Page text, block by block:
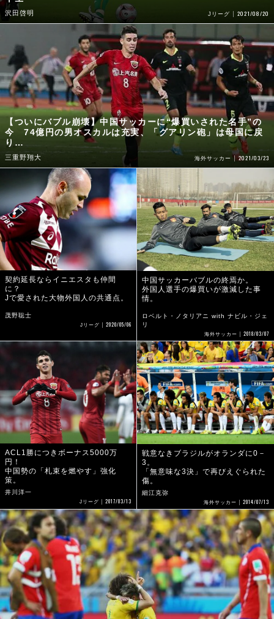
沢田啓明 Jリーグ 2021/08/20
【ついにバブル崩壊】中国サッカーに“爆買いされた名手”の
今 74億円の男オスカルは充実、「グアリン砲」は母国に戻
り…
三重野翔大 海外サッカー 2021/03/23
契約延長ならイニエスタも仲間
に？
Jで愛された大物外国人の共通点。
茂野聡士
Jリーグ 2020/05/06
中国サッカーバブルの終焉か。
外国人選手の爆買いが激減した事
情。
ロベルト・ノタリアニ with ナビル・ジェ
リ
海外サッカー 2018/03/07
ACL1勝につきボーナス5000万
円！
中国勢の「札束を燃やす」強化
策。
井川洋一
Jリーグ 2017/03/13
戦意なきブラジルがオランダに0－
3。
「無意味な3決」で再びえぐられた
傷。
細江克弥
海外サッカー 2014/07/13